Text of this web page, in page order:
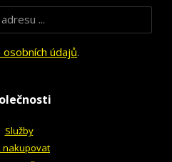
údajů.
Služby
nakupovat